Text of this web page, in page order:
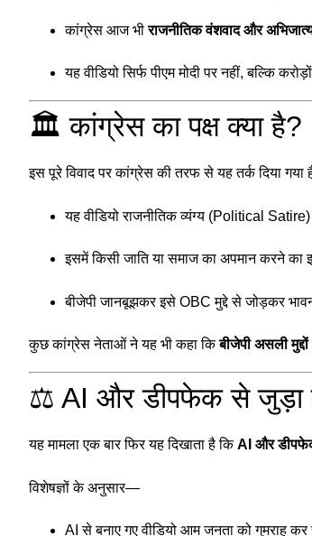
कांग्रेस आज भीराजनीतिक वंशवाद और
यह वीडियो सिर्फ पीएम मोदी पर नहीं, बल्कि
🏛️ कांग्रेस का पक्ष क्या है?
इस पूरे विवाद पर कांग्रेस की तरफ से यह तर्क दिया
यह वीडियो राजनीतिक व्यंग्य (Political Satire)
इसमें किसी जाति या समाज का अपमान करने का
बीजेपी जानबूझकर इसे OBC मुद्दे से जोड़कर
कुछ कांग्रेस नेताओं ने यह भी कहा किबीजेपी असली
⚖️ AI और डीपफेक से जुड़ा
यह मामला एक बार फिर यह दिखाता है किAI और
विशेषज्ञों के अनुसार—
AI से बनाए गए वीडियो आम जनता को गुमराह